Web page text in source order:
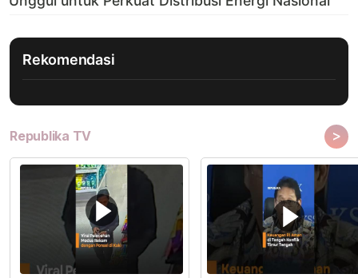
Rekomendasi
Republika TV >